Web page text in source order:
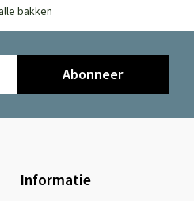
bakken
Abonneer
Informatie